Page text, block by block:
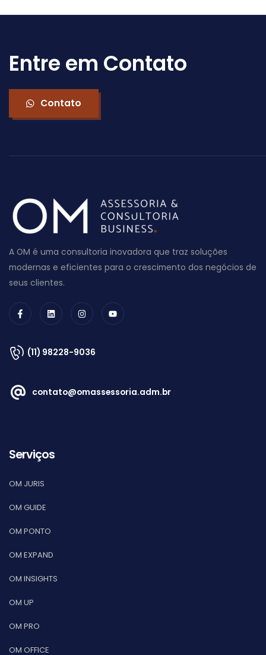
Entre em Contato
Contato
A OM é uma consultoria inovadora que traz soluções
modernas e eficientes para o crescimento dos negócios de
seus clientes.
(11) 98228-9036
contato@omassessoria.adm.br
Serviços
OM JURIS
OM GUIDE
OM PONTO
OM EXPAND
OM INSIGHTS
OM UP
OM PRO
OM OFFICE